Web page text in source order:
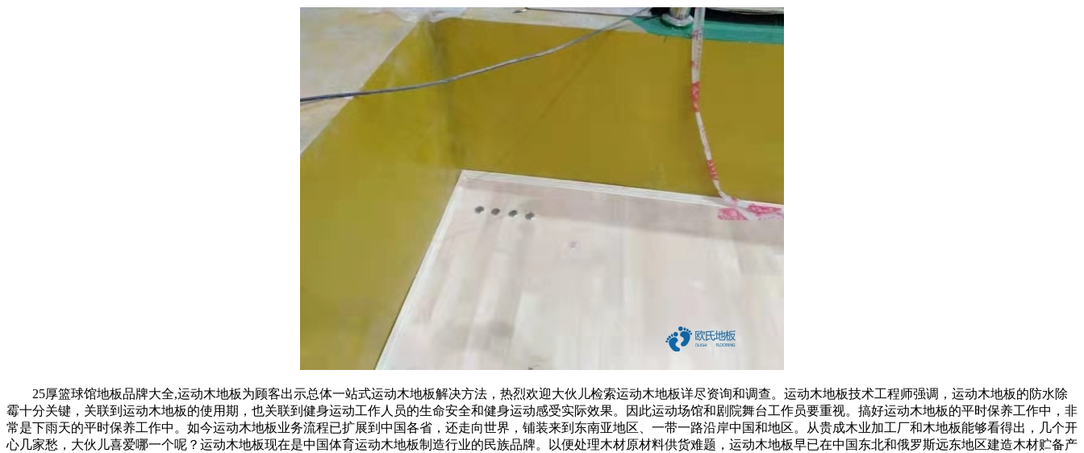
25厚篮球馆地板品牌大全,运动木地板为顾客出示总体一站式运动木地板解决方法，热烈欢迎大伙儿检索运动木地板详尽资询和调查。运动木地板技术工程师强调，运动木地板的防水除
霉十分关键，关联到运动木地板的使用期，也关联到健身运动工作人员的生命安全和健身运动感受实际效果。因此运动场馆和剧院舞台工作员要重视。搞好运动木地板的平时保养工作中，非
常是下雨天的平时保养工作中。如今运动木地板业务流程已扩展到中国各省，还走向世界，铺装来到东南亚地区、一带一路沿岸中国和地区。从贵成木业加工厂和木地板能够看得出，几个开
心几家愁，大伙儿喜爱哪一个呢？运动木地板现在是中国体育运动木地板制造行业的民族品牌。以便处理木材原材料供货难题，运动木地板早已在中国东北和俄罗斯远东地区建造木材贮备产